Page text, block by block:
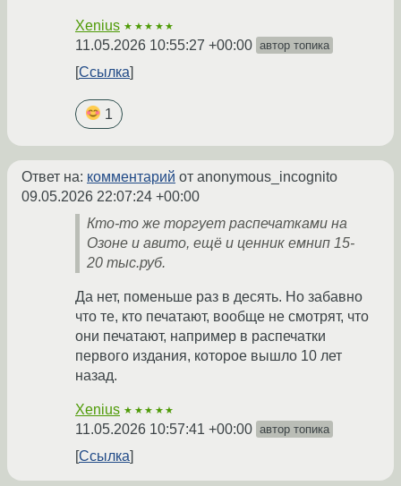
Xenius ★★★★★
11.05.2026 10:55:27 +00:00 автор топика
Ссылка
1
Ответ на: комментарий от anonymous_incognito
09.05.2026 22:07:24 +00:00
Кто-то же торгует распечатками на
Озоне и авито, ещё и ценник емнип 15-
20 тыс.руб.
Да нет, поменьше раз в десять. Но забавно
что те, кто печатают, вообще не смотрят, что
они печатают, например в распечатки
первого издания, которое вышло 10 лет
назад.
Xenius ★★★★★
11.05.2026 10:57:41 +00:00 автор топика
Ссылка